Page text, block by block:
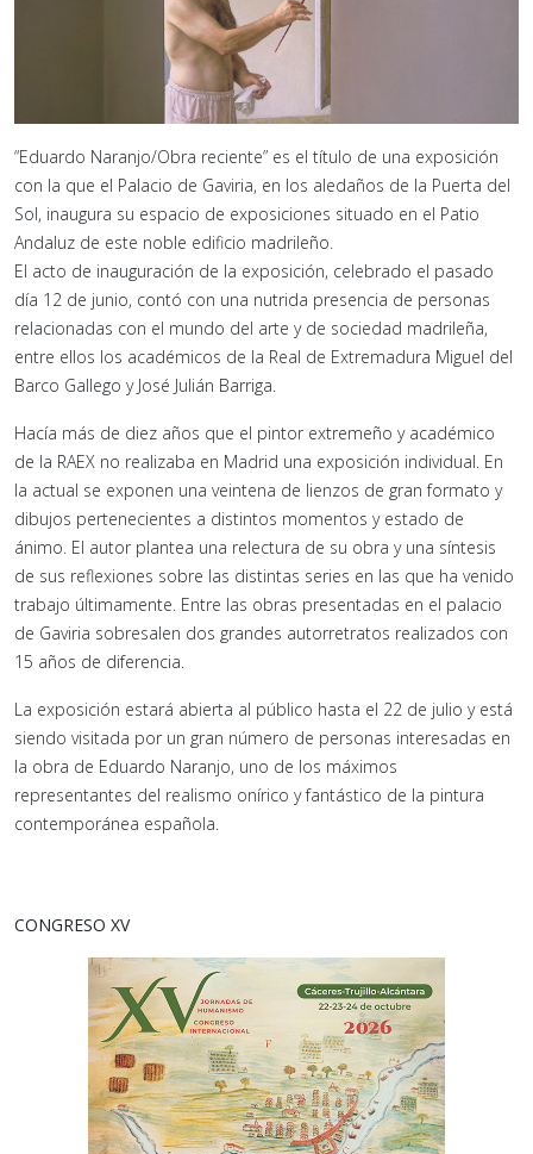
“Eduardo Naranjo/Obra reciente” es el título de una exposición
con la que el Palacio de Gaviria, en los aledaños de la Puerta del
Sol, inaugura su espacio de exposiciones situado en el Patio
Andaluz de este noble edificio madrileño.
El acto de inauguración de la exposición, celebrado el pasado
día 12 de junio, contó con una nutrida presencia de personas
relacionadas con el mundo del arte y de sociedad madrileña,
entre ellos los académicos de la Real de Extremadura Miguel del
Barco Gallego y José Julián Barriga.
Hacía más de diez años que el pintor extremeño y académico
de la RAEX no realizaba en Madrid una exposición individual. En
la actual se exponen una veintena de lienzos de gran formato y
dibujos pertenecientes a distintos momentos y estado de
ánimo. El autor plantea una relectura de su obra y una síntesis
de sus reflexiones sobre las distintas series en las que ha venido
trabajo últimamente. Entre las obras presentadas en el palacio
de Gaviria sobresalen dos grandes autorretratos realizados con
15 años de diferencia.
La exposición estará abierta al público hasta el 22 de julio y está
siendo visitada por un gran número de personas interesadas en
la obra de Eduardo Naranjo, uno de los máximos
representantes del realismo onírico y fantástico de la pintura
contemporánea española.
CONGRESO XV